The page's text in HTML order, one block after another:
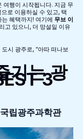
여행이 시작됩니다. 지금 무
으로 이용하실 수 있고, 택
는 혜택까지! 여기에 무브 이
고 있으니, 더 망설일 이유
시 광주로, “아따 떠나보
기는 광
3
립광주과학관